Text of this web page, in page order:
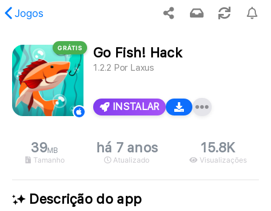
Jogos
conteúdo solicitado não foi encontrado.
GRÁTIS Go Fish! Hack
1.2.2 Por Laxus
INSTALAR
39MB
Tamanho
há 7 anos
Atualizado
15.8K
Visualizações
Descrição do app